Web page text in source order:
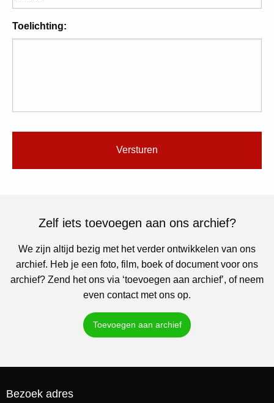
Toelichting:
Zelf iets toevoegen aan ons archief?
We zijn altijd bezig met het verder ontwikkelen van ons
archief. Heb je een foto, film, boek of document voor ons
archief? Zend het ons via ‘toevoegen aan archief’, of neem
even contact met ons op.
Toevoegen aan archief
Bezoek adres